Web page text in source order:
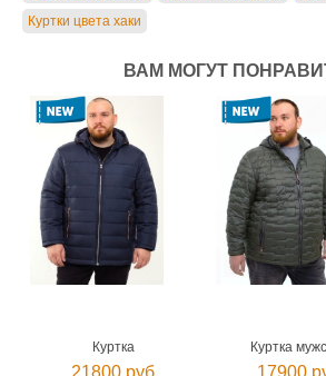
Куртки цвета хаки
ВАМ МОГУТ
Куртка
21800 руб.
Куртка
17900